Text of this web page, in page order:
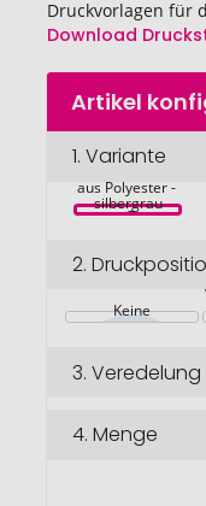
Druckvorlagen für
Download
Zum
Anfang
Bildgalerie
Artikel
1. Variante
aus Polyester -
silbergrau
2.
Keine
3. Veredelung
4. Menge